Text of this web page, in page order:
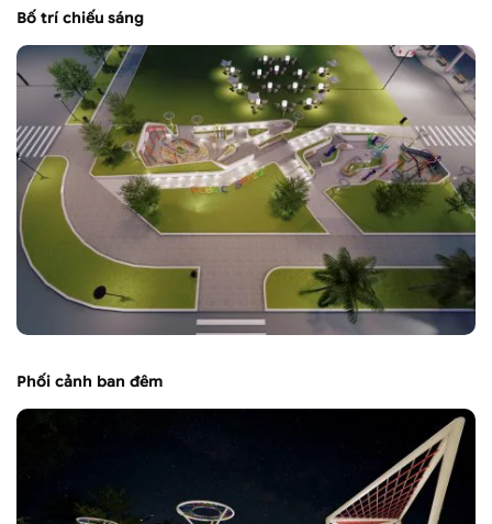
Bố trí chiếu sáng
Phối cảnh ban đêm